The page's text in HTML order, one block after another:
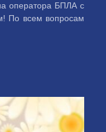
оператора БПЛА с
По всем вопросам